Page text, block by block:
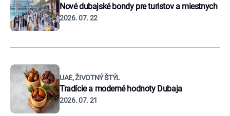
Nové dubajské bondy pre turistov a miestnych
2026. 07. 22
UAE, ŽIVOTNÝ ŠTÝL
Tradície a moderné hodnoty Dubaja
2026. 07. 21